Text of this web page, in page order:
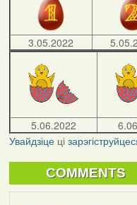
3.05.2022
5.06.2022
Увайдзіцеці
COMMENTS